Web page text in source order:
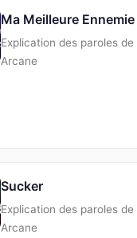
Ma Meilleure Ennemie
Explication des paroles de
Arcane
Sucker
Explication des paroles de
Arcane